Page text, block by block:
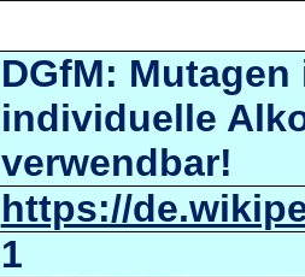
DGfM:
individuelle
verwendbar!
https://
1